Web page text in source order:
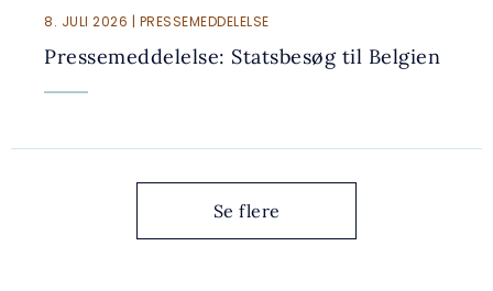
8. JULI 2026 | PRESSEMEDDELELSE
Pressemeddelelse: Statsbesøg til Belgien
Se flere